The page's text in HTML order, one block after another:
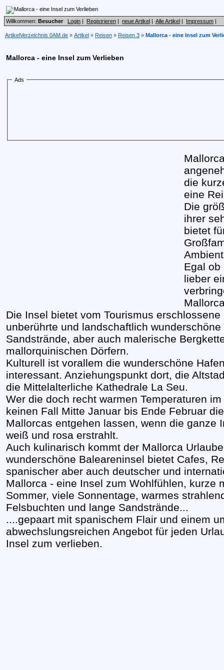
Willkommen: Besucher Login | Registrieren | neue Artikel | Alle Artikel | Impressum |
ArtikelVerzeichnis 0AM.de » Artikel » Reisen » Reisen 3 » Mallorca - eine Insel zum
Mallorca - eine Insel zum Verlieben
Ads
die
eine
Die
ihrer
bietet
Egal ob
lieber
Die Insel bietet vom Tourismus
unberührte und landschaftlich
Sandstrände, aber auch malerische
mallorquinischen Dörfern.
Kulturell ist vorallem die wunderschöne
interessant. Anziehungspunkt dort, die
die Mittelalterliche Kathedrale La Seu.
Wer die doch recht warmen Temperaturen
keinen Fall Mitte Januar bis Ende Februar
Mallorcas entgehen lassen, wenn die ganze
weiß und rosa erstrahlt.
Auch kulinarisch kommt der Mallorca
wunderschöne Baleareninsel bietet Cafes,
spanischer aber auch deutscher und
Mallorca - eine Insel zum Wohlfühlen, kurze
Sommer, viele Sonnentage, warmes
Felsbuchten und lange Sandstrände...
....gepaart mit spanischem Flair und einem
abwechslungsreichen Angebot für jeden
Insel zum verlieben.